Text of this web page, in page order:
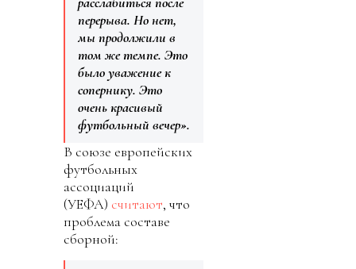
перерыва. Но нет,
мы продолжили в
том же темпе. Это
было уважение к
сопернику. Это
очень красивый
футбольный вечер».
В союзе европейских
футбольных
ассоциаций
(УЕФА) считают, что
проблема составе
сборной: